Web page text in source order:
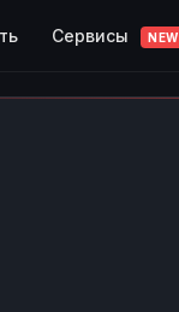
Сервисы NEW